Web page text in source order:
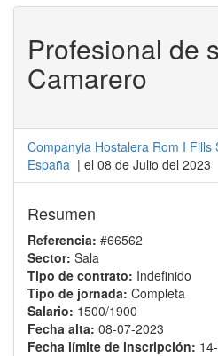
Profesional de
Camarero
Companyia Hostalera Rom I Fills
España | el 08 de Julio del 2023
Resumen
Referencia: #66562
Sector: Sala
Tipo de contrato: Indefinido
Tipo de jornada: Completa
Salario: 1500/1900
Fecha alta: 08-07-2023
Fecha límite de inscripción: